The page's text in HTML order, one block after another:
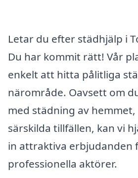
Letar du efter städhjälp i
Du har kommit rätt! Vår
enkelt att hitta pålitliga
närområde. Oavsett om
med städning av
särskilda tillfällen, kan vi
in attraktiva erbjudanden
professionella aktörer.